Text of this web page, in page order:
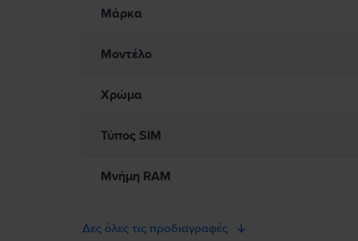
Προς το παρόν, δεν υπάρχουν διαθέσιμες πληροφορίες
Μάρκα
Μοντέλο
Χρώμα
Τύπος SIM
Μνήμη RAM
Δες όλες τις προδιαγραφές